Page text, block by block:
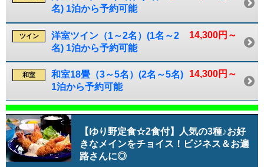
名) 1泊から予約可能
14,300円～
ツイン
洋室ツイン（1～2名）(1名～2
名) 1泊から予約可能
14,300円～
和室
和室18畳（3～5名）(2名～5名)
1泊から予約可能
【ゆり野定食☆2食付】人気の3種♪お好
きなメインをチョイス！ビジネス＆お遍
路さんに◎